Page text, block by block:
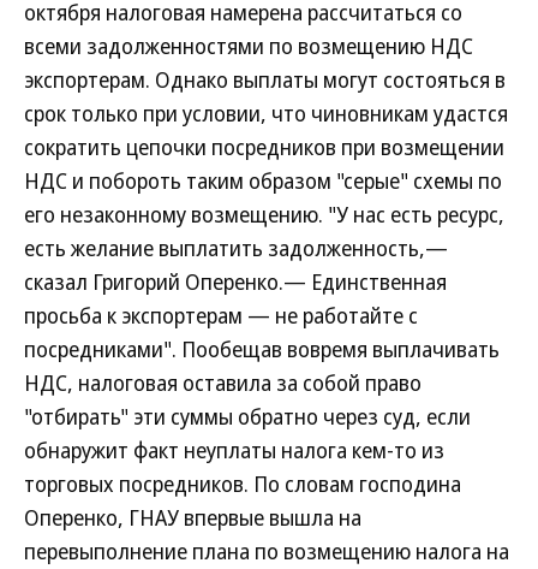
октября налоговая намерена рассчитаться со
всеми задолженностями по возмещению НДС
экспортерам. Однако выплаты могут состояться в
срок только при условии, что чиновникам удастся
сократить цепочки посредников при возмещении
НДС и побороть таким образом "серые" схемы по
его незаконному возмещению. "У нас есть ресурс,
есть желание выплатить задолженность,—
сказал Григорий Оперенко.— Единственная
просьба к экспортерам — не работайте с
посредниками". Пообещав вовремя выплачивать
НДС, налоговая оставила за собой право
"отбирать" эти суммы обратно через суд, если
обнаружит факт неуплаты налога кем-то из
торговых посредников. По словам господина
Оперенко, ГНАУ впервые вышла на
перевыполнение плана по возмещению налога на